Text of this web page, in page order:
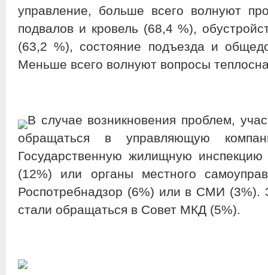
управление, больше всего волнуют
подвалов и кровель (68,4 %),
(63,2 %), состояние подъезда и
Меньше всего волнуют вопросы
В случае возникновения проблем,
обращаться в управляющую
Государственную жилищную
(12%) или органы местного
Роспотребнадзор (6%) или в СМИ
стали обращаться в Совет МКД (5%).